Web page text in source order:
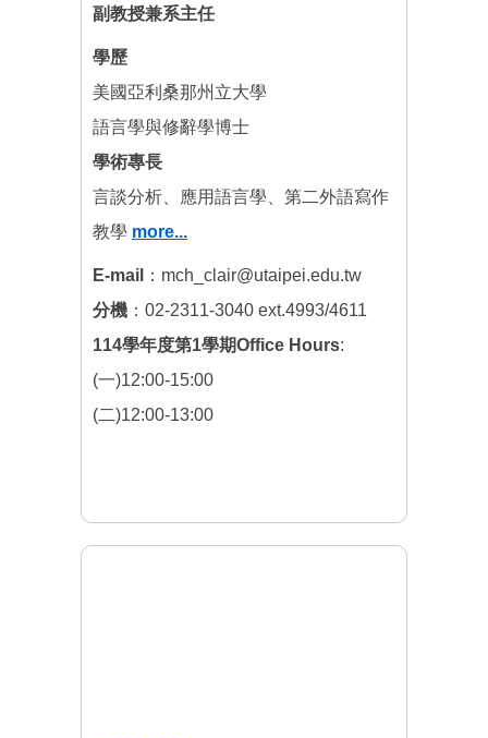
副教授兼系主任
學歷
美國亞利桑那州立大學
語言學與修辭學博士
學術專長
言談分析、應用語言學、第二外語寫作
教學 more...
E-mail
：mch_clair@utaipei.edu.tw
分機 ：02-2311-3040 ext.4993/4611
114學年度第1學期Office Hours:
(一)12:00-15:00
(二)12:00-13:00